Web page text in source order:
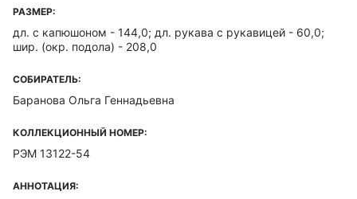
РАЗМЕР:
дл. с капюшоном - 144,0; дл. рукава с рукавицей - 60,0;
шир. (окр. подола) - 208,0
СОБИРАТЕЛЬ:
Баранова Ольга Геннадьевна
КОЛЛЕКЦИОННЫЙ НОМЕР:
РЭМ 13122-54
АННОТАЦИЯ: